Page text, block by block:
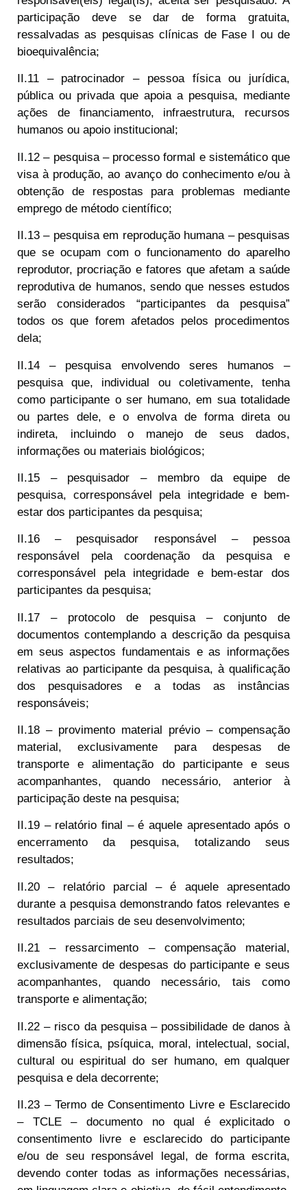
participação deve se dar de forma gratuita,
ressalvadas as pesquisas clínicas de Fase I ou de
bioequivalência;
II.11 – patrocinador – pessoa física ou jurídica,
pública ou privada que apoia a pesquisa, mediante
ações de financiamento, infraestrutura, recursos
humanos ou apoio institucional;
II.12 – pesquisa – processo formal e sistemático que
visa à produção, ao avanço do conhecimento e/ou à
obtenção de respostas para problemas mediante
emprego de método científico;
II.13 – pesquisa em reprodução humana – pesquisas
que se ocupam com o funcionamento do aparelho
reprodutor, procriação e fatores que afetam a saúde
reprodutiva de humanos, sendo que nesses estudos
serão considerados “participantes da pesquisa”
todos os que forem afetados pelos procedimentos
dela;
II.14 – pesquisa envolvendo seres humanos –
pesquisa que, individual ou coletivamente, tenha
como participante o ser humano, em sua totalidade
ou partes dele, e o envolva de forma direta ou
indireta, incluindo o manejo de seus dados,
informações ou materiais biológicos;
II.15 – pesquisador – membro da equipe de
pesquisa, corresponsável pela integridade e bem-
estar dos participantes da pesquisa;
II.16 – pesquisador responsável – pessoa
responsável pela coordenação da pesquisa e
corresponsável pela integridade e bem-estar dos
participantes da pesquisa;
II.17 – protocolo de pesquisa – conjunto de
documentos contemplando a descrição da pesquisa
em seus aspectos fundamentais e as informações
relativas ao participante da pesquisa, à qualificação
dos pesquisadores e a todas as instâncias
responsáveis;
II.18 – provimento material prévio – compensação
material, exclusivamente para despesas de
transporte e alimentação do participante e seus
acompanhantes, quando necessário, anterior à
participação deste na pesquisa;
II.19 – relatório final – é aquele apresentado após o
encerramento da pesquisa, totalizando seus
resultados;
II.20 – relatório parcial – é aquele apresentado
durante a pesquisa demonstrando fatos relevantes e
resultados parciais de seu desenvolvimento;
II.21 – ressarcimento – compensação material,
exclusivamente de despesas do participante e seus
acompanhantes, quando necessário, tais como
transporte e alimentação;
II.22 – risco da pesquisa – possibilidade de danos à
dimensão física, psíquica, moral, intelectual, social,
cultural ou espiritual do ser humano, em qualquer
pesquisa e dela decorrente;
II.23 – Termo de Consentimento Livre e Esclarecido
– TCLE – documento no qual é explicitado o
consentimento livre e esclarecido do participante
e/ou de seu responsável legal, de forma escrita,
devendo conter todas as informações necessárias,